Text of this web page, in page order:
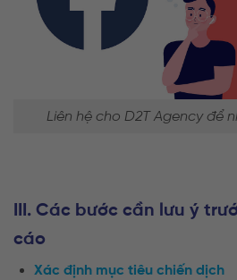
Liên hệ cho D2T Agency để
III. Các bước cần lưu ý
cáo
Xác định mục tiêu chiến dịch